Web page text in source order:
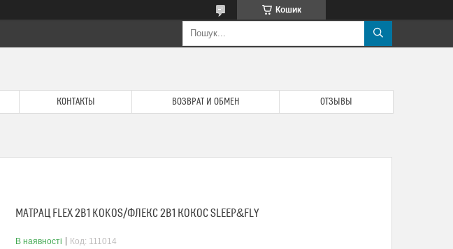
Кошик
КОНТАКТЫ ВОЗВРАТ И ОБМЕН ОТЗЫВЫ
МАТРАЦ FLEX 2В1 KOKOS/ФЛЕКС 2В1 КОКОС SLEEP&FLY
В наявності Код: 111014